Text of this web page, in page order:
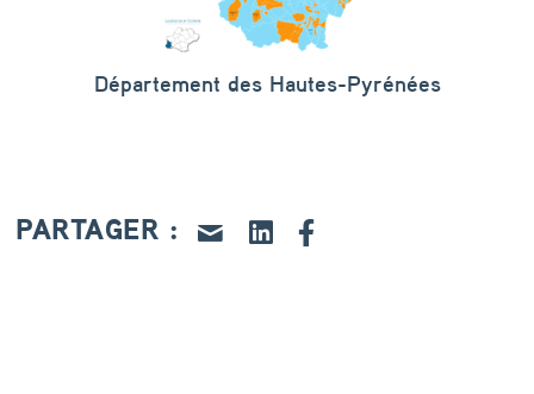
Département des Hautes-Pyrénées
PARTAGER :